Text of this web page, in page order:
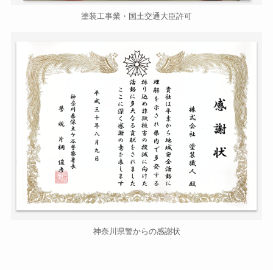
塗装工事業・国土交通大臣許可
神奈川県警からの感謝状